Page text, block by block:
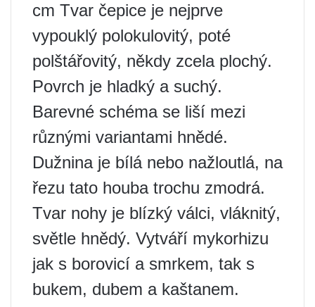
cm Tvar čepice je nejprve
vypouklý polokulovitý, poté
polštářovitý, někdy zcela plochý.
Povrch je hladký a suchý.
Barevné schéma se liší mezi
různými variantami hnědé.
Dužnina je bílá nebo nažloutlá, na
řezu tato houba trochu zmodrá.
Tvar nohy je blízký válci, vláknitý,
světle hnědý. Vytváří mykorhizu
jak s borovicí a smrkem, tak s
bukem, dubem a kaštanem.